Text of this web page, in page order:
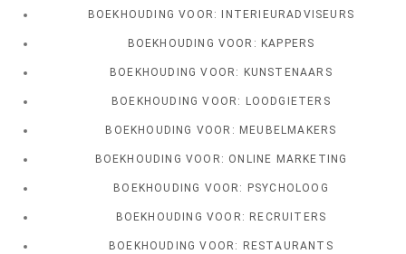
BOEKHOUDING VOOR: INTERIEURADVISEURS
BOEKHOUDING VOOR: KAPPERS
BOEKHOUDING VOOR: KUNSTENAARS
BOEKHOUDING VOOR: LOODGIETERS
BOEKHOUDING VOOR: MEUBELMAKERS
BOEKHOUDING VOOR: ONLINE MARKETING
BOEKHOUDING VOOR: PSYCHOLOOG
BOEKHOUDING VOOR: RECRUITERS
BOEKHOUDING VOOR: RESTAURANTS